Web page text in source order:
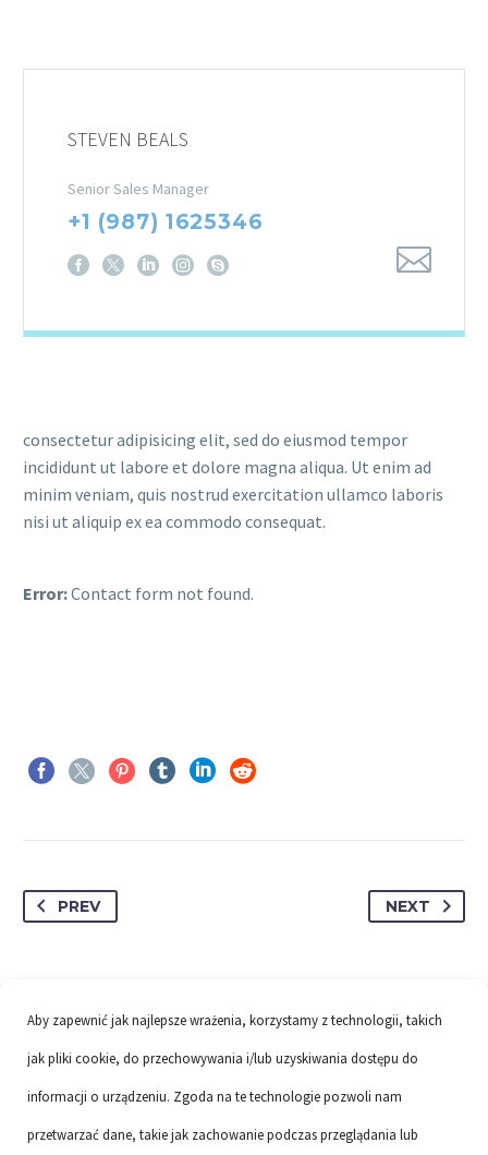
Aby zapewnić jak najlepsze wrażenia, korzystamy z technologii, takich
jak pliki cookie, do przechowywania i/lub uzyskiwania dostępu do
informacji o urządzeniu. Zgoda na te technologie pozwoli nam
przetwarzać dane, takie jak zachowanie podczas przeglądania lub
STEVEN BEALS
Senior Sales Manager
+1 (987) 1625346
consectetur adipisicing elit, sed do eiusmod tempor
incididunt ut labore et dolore magna aliqua. Ut enim ad
minim veniam, quis nostrud exercitation ullamco laboris
nisi ut aliquip ex ea commodo consequat.
Error:Contact form not found.
PREV NEXT